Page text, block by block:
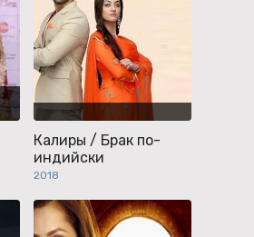
Калиры / Брак по-
индийски
2018